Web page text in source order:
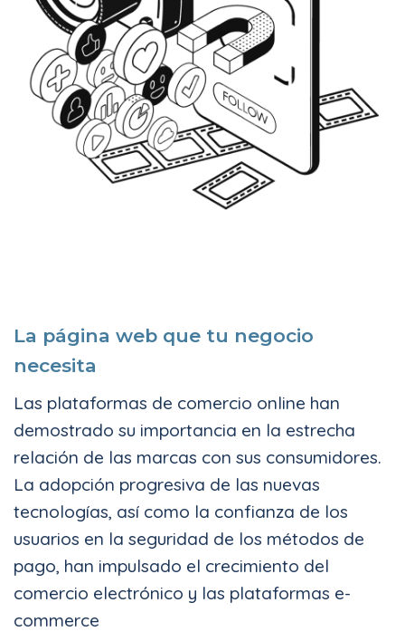
La página web que tu negocio
necesita
Las plataformas de comercio online han
demostrado su importancia en la estrecha
relación de las marcas con sus consumidores.
La adopción progresiva de las nuevas
tecnologías, así como la confianza de los
usuarios en la seguridad de los métodos de
pago, han impulsado el crecimiento del
comercio electrónico y las plataformas e-
commerce